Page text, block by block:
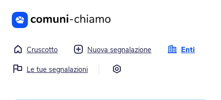
Vai al contenuto principale
Cruscotto Nuova segnalazione
Enti
Le tue segnalazioni